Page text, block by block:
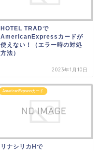
HOTEL TRADで
AmericanExpressカードが
使えない！（エラー時の対処
方法）
2023年1月10日
AmericanExpressカード
リナシリカHで